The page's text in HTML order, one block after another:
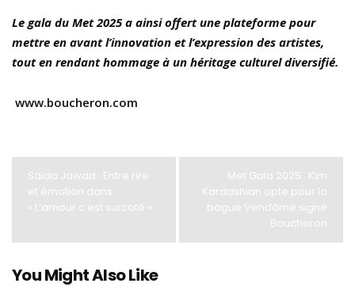
Le gala du Met 2025 a ainsi offert une plateforme pour
mettre en avant l’innovation et l’expression des artistes,
tout en rendant hommage à un héritage culturel diversifié.
www.boucheron.com
Saïda Jawad : Entre rire
et émotion dans
« L’amour c’est surcoté »
Met Gala 2025 : Kim
Kardashian opte pour la
bague Vendôme signé
Boucheron
You Might Also Like